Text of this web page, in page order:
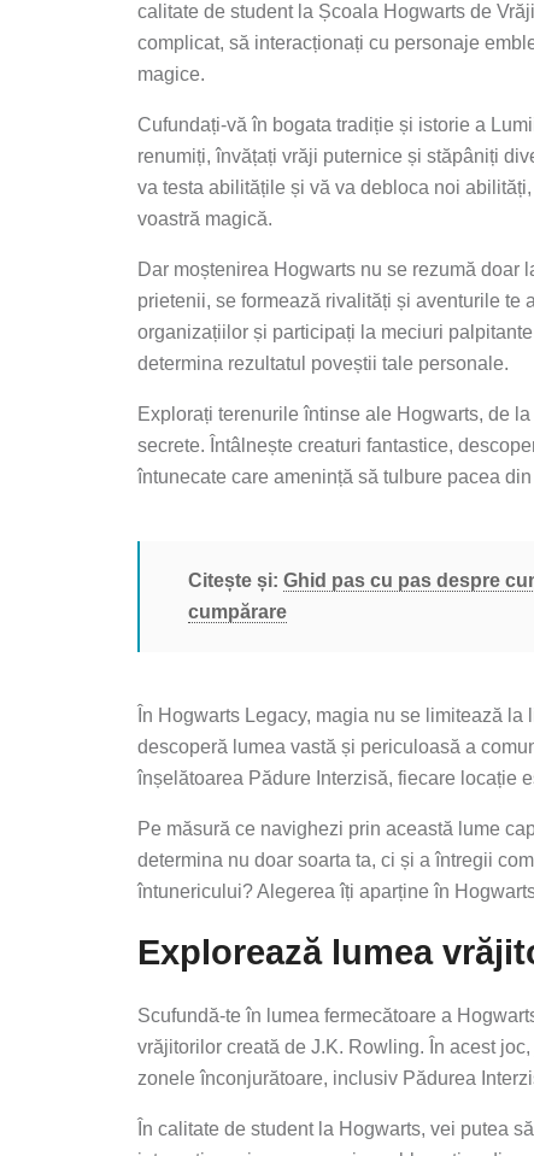
calitate de student la Școala Hogwarts de
complicat, să interacționați cu personaje
magice.
Cufundați-vă în bogata tradiție și istorie a
renumiți, învățați vrăji puternice și stăpâniți
va testa abilitățile și vă va debloca noi
voastră magică.
Dar moștenirea Hogwarts nu se rezumă doar
prietenii, se formează rivalități și aventurile te
organizațiilor și participați la meciuri
determina rezultatul poveștii tale personale.
Explorați terenurile întinse ale Hogwarts, de
secrete. Întâlnește creaturi fantastice,
întunecate care amenință să tulbure pacea
Citește și: Ghid pas cu pas despre
cumpărare
În Hogwarts Legacy, magia nu se limitează
descoperă lumea vastă și periculoasă a
înșelătoarea Pădure Interzisă, fiecare locație
Pe măsură ce navighezi prin această lume
determina nu doar soarta ta, ci și a întregii
întunericului? Alegerea îți aparține în
Explorează lumea
Scufundă-te în lumea fermecătoare a
vrăjitorilor creată de J.K. Rowling. În acest
zonele înconjurătoare, inclusiv Pădurea
În calitate de student la Hogwarts, vei putea